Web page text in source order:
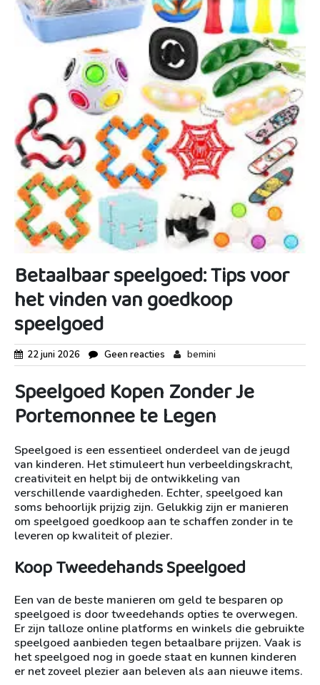
Betaalbaar speelgoed: Tips voor
het vinden van goedkoop
speelgoed
22 juni 2026 Geen reacties bemini
Speelgoed Kopen Zonder Je
Portemonnee te Legen
Speelgoed is een essentieel onderdeel van de jeugd
van kinderen. Het stimuleert hun verbeeldingskracht,
creativiteit en helpt bij de ontwikkeling van
verschillende vaardigheden. Echter, speelgoed kan
soms behoorlijk prijzig zijn. Gelukkig zijn er manieren
om speelgoed goedkoop aan te schaffen zonder in te
leveren op kwaliteit of plezier.
Koop Tweedehands Speelgoed
Een van de beste manieren om geld te besparen op
speelgoed is door tweedehands opties te overwegen.
Er zijn talloze online platforms en winkels die gebruikte
speelgoed aanbieden tegen betaalbare prijzen. Vaak is
het speelgoed nog in goede staat en kunnen kinderen
er net zoveel plezier aan beleven als aan nieuwe items.